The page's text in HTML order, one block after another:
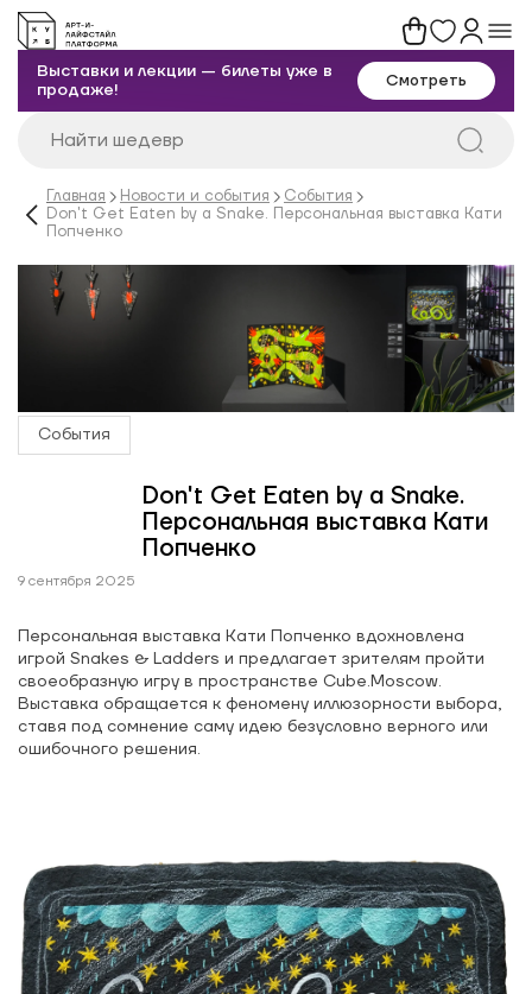
Выставки и лекции — билеты уже в
продаже!
Смотреть
Главная Новости и события
События
Don't Get Eaten by a Snake. Персональная выставка Кати
Попченко
События
Don't Get Eaten by a Snake.
Персональная выставка Кати
Попченко
9 сентября 2025
Персональная выставка Кати Попченко вдохновлена
игрой Snakes & Ladders и предлагает зрителям пройти
своеобразную игру в пространстве Cube.Moscow.
Выставка обращается к феномену иллюзорности выбора,
ставя под сомнение саму идею безусловно верного или
ошибочного решения.